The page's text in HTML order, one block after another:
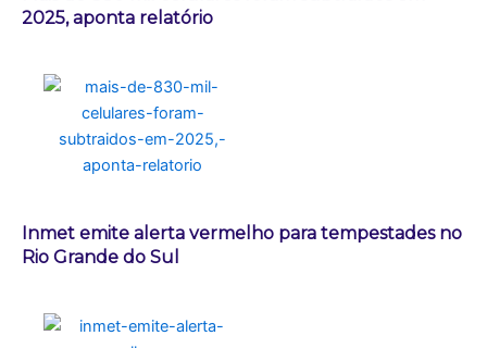
2025, aponta relatório
Inmet emite alerta vermelho para tempestades no
Rio Grande do Sul